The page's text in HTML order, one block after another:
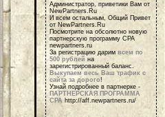
Администратор, приветики Вам от
NewPartners.Ru
И всем остальным, Общий Привет
от NewPartners.Ru
Посмотрите на обсолютно новую
партнерскую программу СРА
newpartners.ru
За регистрацию дарим всем по
500 рублей на
зарегистрированный баланс.
Выкупаем весь Ваш трафик с
сайта за дорого!
Узнай подробнее в партнерке -
ПАРТНЕРСКАЯ ПРОГРАММА
СРА http://aff.newpartners.ru/